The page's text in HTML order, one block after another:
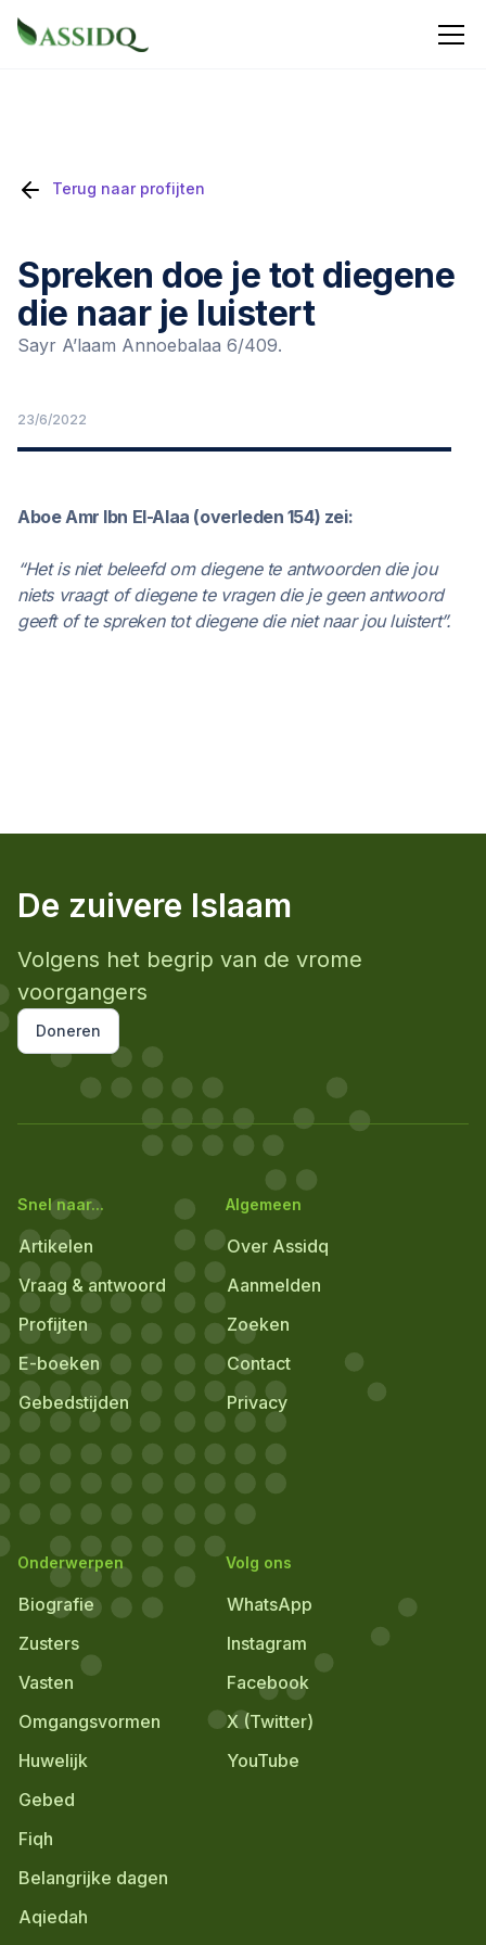
Terug naar profijten
Spreken doe je tot diegene
die naar je luistert
Sayr A’laam Annoebalaa 6/409.
23/6/2022
Aboe Amr Ibn El-Alaa (overleden 154) zei:
“Het is niet beleefd om diegene te antwoorden die jou
niets vraagt of diegene te vragen die je geen antwoord
geeft of te spreken tot diegene die niet naar jou luistert”.
De zuivere Islaam
Volgens het begrip van de vrome
voorgangers
Doneren
Snel naar...
Artikelen
Vraag & antwoord
Profijten
E-boeken
Gebedstijden
Algemeen
Over Assidq
Aanmelden
Zoeken
Contact
Privacy
Onderwerpen
Biografie
Zusters
Vasten
Omgangsvormen
Huwelijk
Gebed
Fiqh
Belangrijke dagen
Aqiedah
Volg ons
WhatsApp
Instagram
Facebook
X (Twitter)
YouTube